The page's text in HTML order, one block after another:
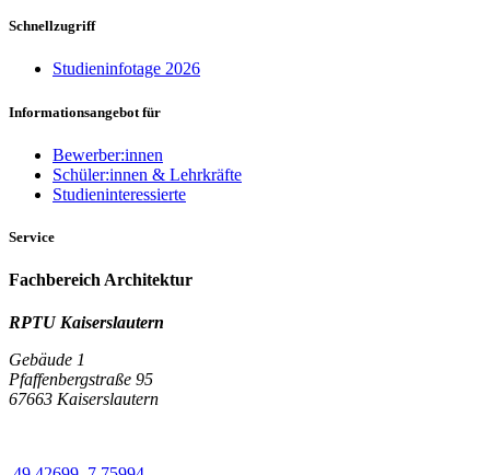
Schnellzugriff
Studieninfotage 2026
Informationsangebot für
Bewerber:innen
Schüler:innen & Lehrkräfte
Studieninteressierte
Service
Fachbereich Architektur
RPTU Kaiserslautern
Gebäude 1
Pfaffenbergstraße 95
67663 Kaiserslautern